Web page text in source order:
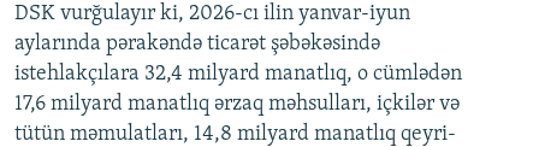
DSK vurğulayır ki, 2026-cı ilin yanvar-iyun
aylarında pərakəndə ticarət şəbəkəsində
istehlakçılara 32,4 milyard manatlıq, o cümlədən
17,6 milyard manatlıq ərzaq məhsulları, içkilər və
tütün məmulatları, 14,8 milyard manatlıq qeyri-